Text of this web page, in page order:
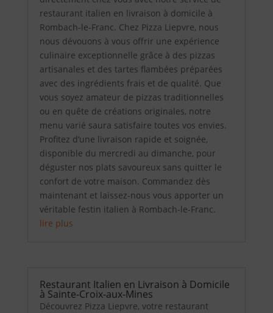
restaurant italien en livraison à domicile à
Rombach-le-Franc. Chez Pizza Liepvre, nous
nous dévouons à vous offrir une expérience
culinaire exceptionnelle grâce à des pizzas
artisanales et des tartes flambées préparées
avec des ingrédients frais et de qualité. Que
vous soyez amateur de pizzas traditionnelles
ou en quête de créations originales, notre
menu varié saura satisfaire toutes vos envies.
Profitez d’une livraison rapide et soignée,
disponible du mercredi au dimanche, pour
déguster nos plats savoureux sans quitter le
confort de votre maison. Commandez dès
maintenant et laissez-nous vous apporter un
véritable festin italien à Rombach-le-Franc.
lire plus
Restaurant Italien en Livraison à Domicile
à Sainte-Croix-aux-Mines
Découvrez Pizza Liepvre, votre restaurant